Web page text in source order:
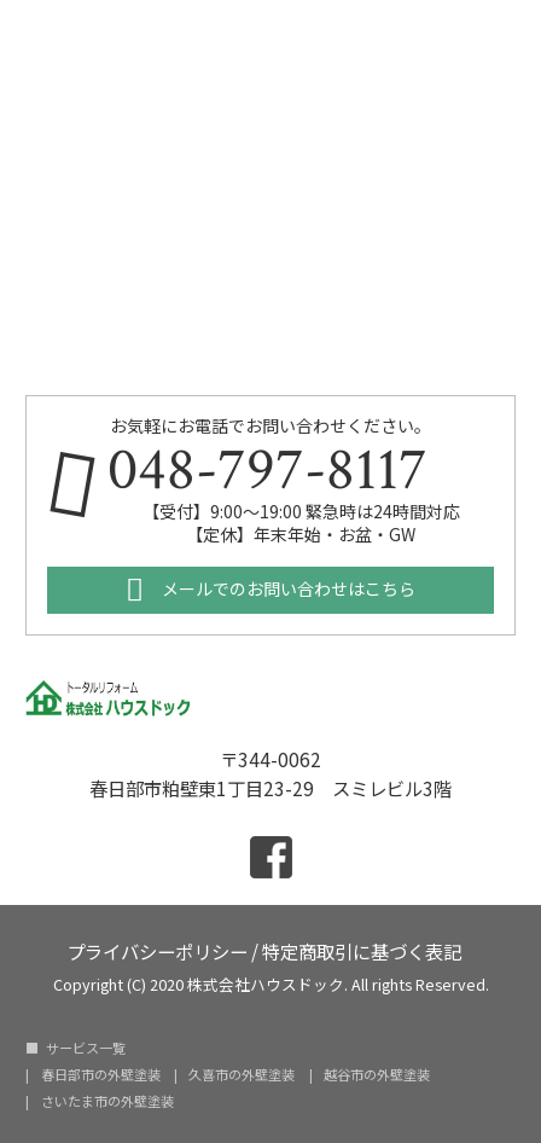
お気軽にお電話でお問い合わせください。
048-797-8117
【受付】9:00～19:00 緊急時は24時間対応
【定休】年末年始・お盆・GW
メールでのお問い合わせはこちら
〒344-0062
春日部市粕壁東1丁目23-29 スミレビル3階
プライバシーポリシー /特定商取引に基づく表記
Copyright (C) 2020 株式会社ハウスドック. All rights Reserved.
サービス一覧
春日部市の外壁塗装
久喜市の外壁塗装
越谷市の外壁塗装
さいたま市の外壁塗装